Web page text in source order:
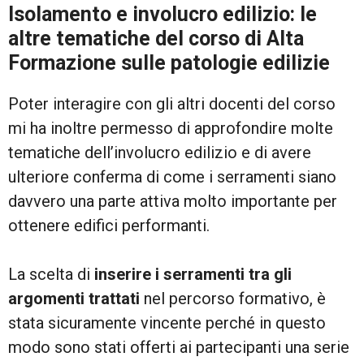
Isolamento e involucro edilizio: le
altre tematiche del corso di Alta
Formazione sulle patologie edilizie
Poter interagire con gli altri docenti del corso
mi ha inoltre permesso di approfondire molte
tematiche dell’involucro edilizio e di avere
ulteriore conferma di come i serramenti siano
davvero una parte attiva molto importante per
ottenere edifici performanti.
La scelta di inserire i serramenti tra gli
argomenti trattati nel percorso formativo, è
stata sicuramente vincente perché in questo
modo sono stati offerti ai partecipanti una serie